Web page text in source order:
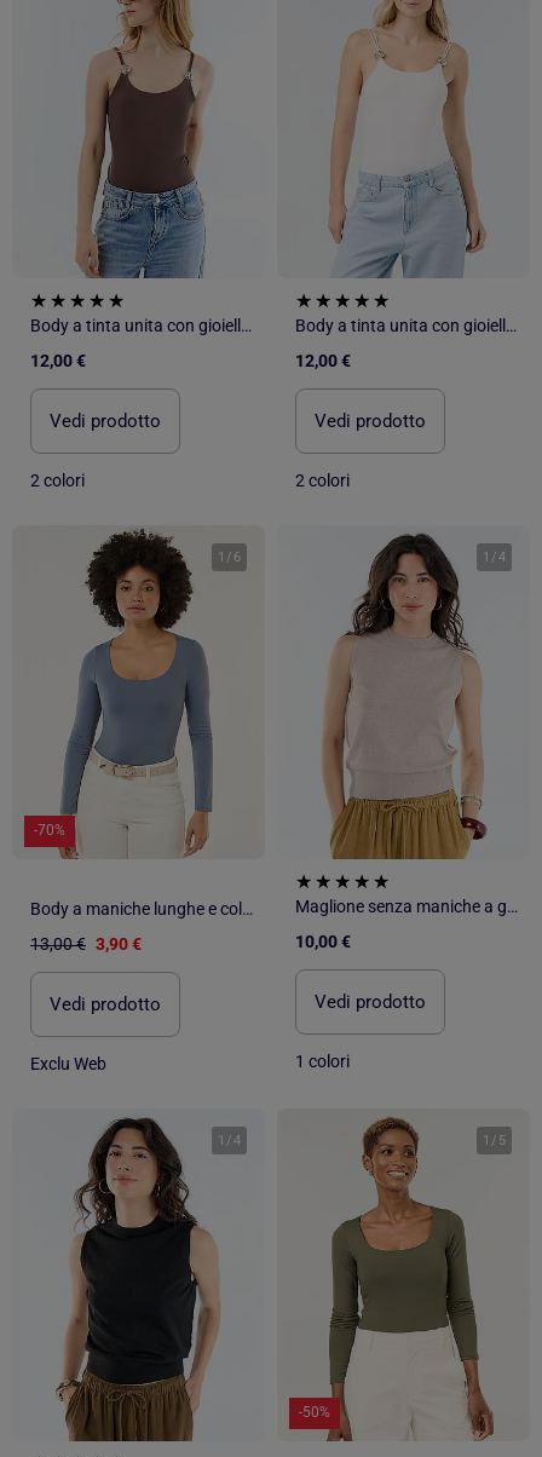
Body a tinta unita con gioielli fantasia sulle spalline
12,00 €
Vedi prodotto
2 colori
Body a tinta unita con gioielli fantasia sulle spalline
12,00 €
Vedi prodotto
2 colori
1 / 6
-70%
Body a maniche lunghe e collo rotondo
13,00 € 3,90 €
Vedi prodotto
Exclu Web
1 /4
Maglione senza maniche a girocollo
10,00 €
Vedi prodotto
1 colori
1 /4 1 / 5
-50%